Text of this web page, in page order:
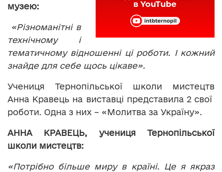
музею:
«Різноманітні в
технічному і
тематичному відношенні ці роботи. І кожний
знайде для себе щось цікаве».
Учениця Тернопільської школи мистецтв
Анна Кравець на виставці представила 2 свої
роботи. Одна з них – «Молитва за Україну».
АННА КРАВЕЦЬ, учениця Тернопільської
школи мистецтв:
«Потрібно більше миру в країні. Це я якраз